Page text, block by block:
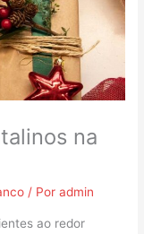
na
/ Poradmin
ao redor